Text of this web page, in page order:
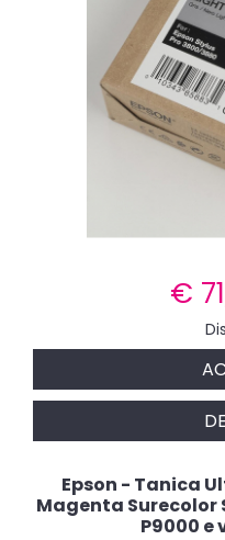
€
Epson - Tanica
Magenta Surecolor
P9000 e